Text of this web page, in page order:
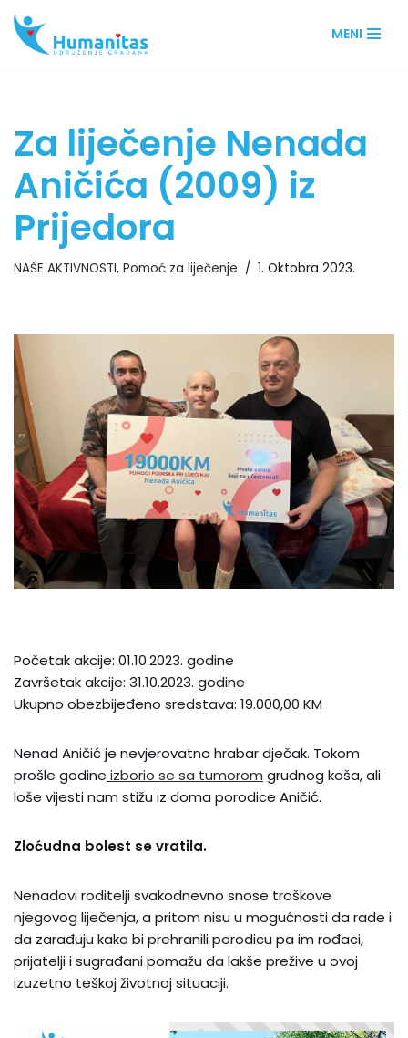
Skip
MENI
Za liječenje Nenada
Aničića (2009) iz
Prijedora
NAŠE AKTIVNOSTI, Pomoć za liječenje 1. Oktobra 2023.
Početak akcije: 01.10.2023. godine
Završetak akcije: 31.10.2023. godine
Ukupno obezbijeđeno sredstava: 19.000,00 KM
Nenad Aničić je nevjerovatno hrabar dječak. Tokom
prošle godine izborio se sa tumorom grudnog koša, ali
loše vijesti nam stižu iz doma porodice Aničić.
Zloćudna bolest se vratila.
Nenadovi roditelji svakodnevno snose troškove
njegovog liječenja, a pritom nisu u mogućnosti da rade i
da zarađuju kako bi prehranili porodicu pa im rođaci,
prijatelji i sugrađani pomažu da lakše prežive u ovoj
izuzetno teškoj životnoj situaciji.